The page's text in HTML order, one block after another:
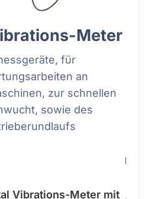
Meter
für
an
zur schnellen
sowie des
Preis
Vibrations-Meter mit